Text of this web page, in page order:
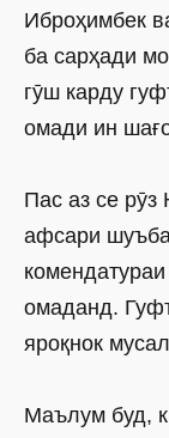
Иброҳимбек
ба сарҳади
гӯш карду
омади ин
Пас аз се рӯз
афсари
омаданд.
яроқнок
Маълум буд,